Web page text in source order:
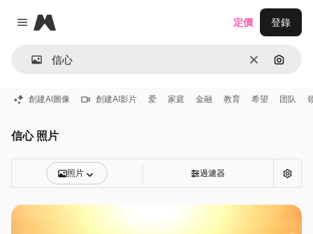
Close menu
Magnific
清除 通過圖
定價 登錄
創建AI圖像 創建AI影片 爱 家庭 金融 教育 希望 团队
信心 照片
照片 過濾器